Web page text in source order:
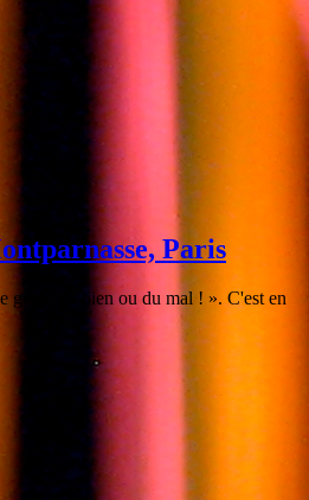
Paris
génie du bien ou du mal ! ». C'est en